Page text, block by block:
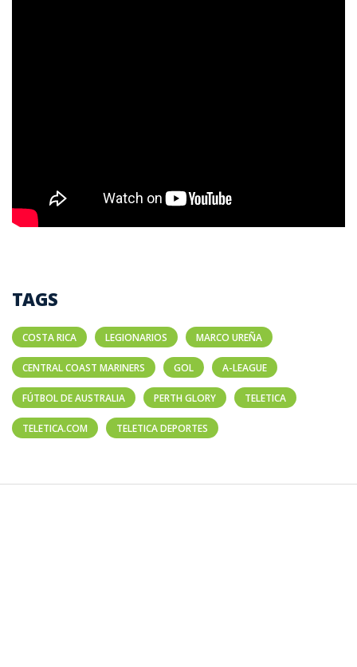
TAGS
COSTA RICA LEGIONARIOS MARCO UREÑA
CENTRAL COAST MARINERS GOL A-LEAGUE
FÚTBOL DE AUSTRALIA PERTH GLORY TELETICA
TELETICA.COM TELETICA DEPORTES